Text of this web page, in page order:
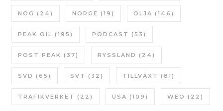
NOG (24) NORGE (19) OLJA (146)
PEAK OIL (195) PODCAST (53)
POST PEAK (37) RYSSLAND (24)
SVD (65) SVT (32) TILLVÄXT (81)
TRAFIKVERKET (22) USA (109) WEO (22)